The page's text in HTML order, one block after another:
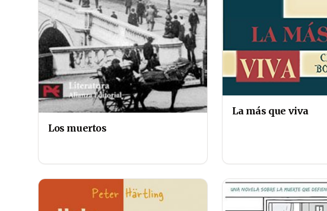
Los muertos
La más que viva